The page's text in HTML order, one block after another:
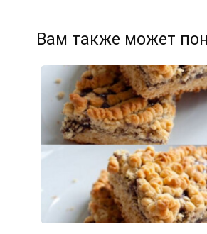
Вам также может